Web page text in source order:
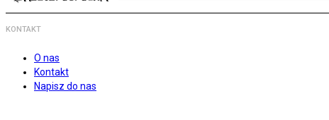
KONTAKT
O nas
Kontakt
Napisz do nas